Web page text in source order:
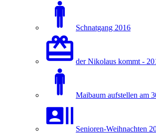
Schnatgang 2016
der Nikolaus kommt -
Maibaum aufstellen am
Senioren-Weihnachten